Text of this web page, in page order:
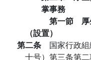
掌事務
第一節 厚
（設置）
第二条 国家行政
十号）第三条第